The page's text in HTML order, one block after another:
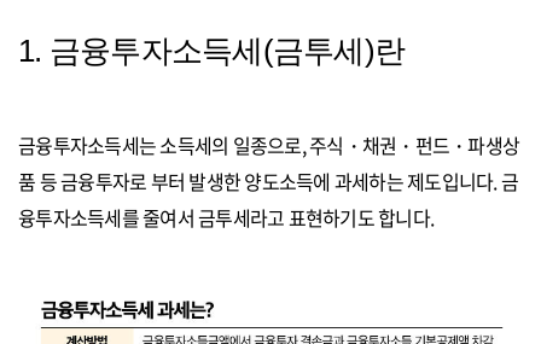
1. 금융투자소득세(금투세)란
금융투자소득세는 소득세의 일종으로, 주식・채권・펀드・파생상
품 등 금융투자로 부터 발생한 양도소득에 과세하는 제도입니다. 금
융투자소득세를 줄여서 금투세라고 표현하기도 합니다.